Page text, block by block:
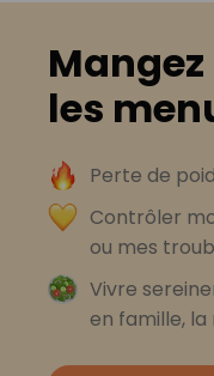
les
Perte de
Contrôler
ou mes
Vivre
en famille,